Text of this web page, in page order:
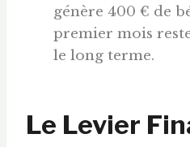
génère 400 € de
premier mois
le long terme.
Le Levier